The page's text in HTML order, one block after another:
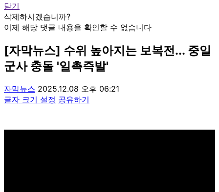
닫기
삭제하시겠습니까?
이제 해당 댓글 내용을 확인할 수 없습니다
[자막뉴스] 수위 높아지는 보복전... 중일
군사 충돌 '일촉즉발'
자막뉴스 2025.12.08 오후 06:21
글자 크기 설정 공유하기